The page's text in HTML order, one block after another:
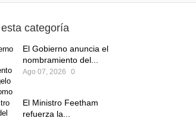
categoría
El Gobierno anuncia el
nombramiento del...
Ago 07, 2026 0
El Ministro Feetham
refuerza la...